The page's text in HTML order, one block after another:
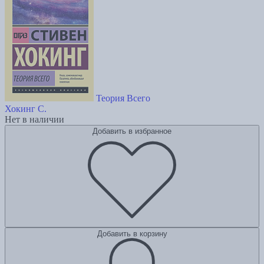
Теория Всего
Хокинг С.
Нет в наличии
Добавить в избранное
Добавить в корзину